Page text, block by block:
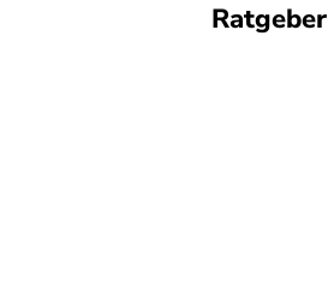
Ratgeber